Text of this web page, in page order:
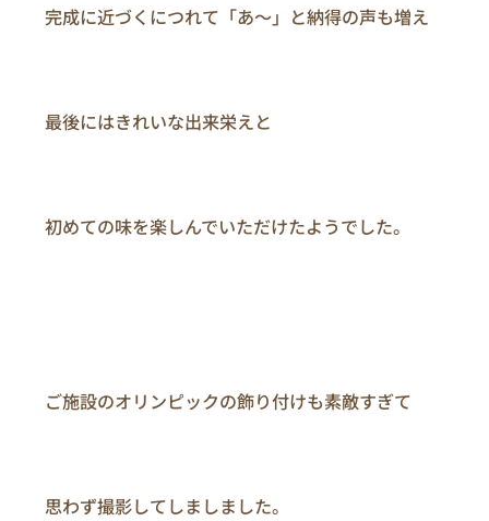
完成に近づくにつれて「あ～」と納得の声も増え
最後にはきれいな出来栄えと
初めての味を楽しんでいただけたようでした。
ご施設のオリンピックの飾り付けも素敵すぎて
思わず撮影してしましました。